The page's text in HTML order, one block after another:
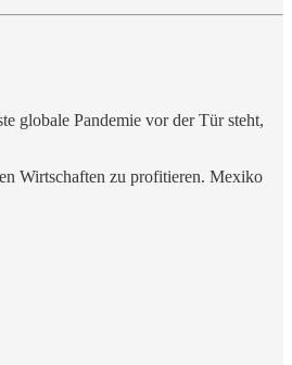
globale Pandemie vor der Tür steht,
Wirtschaften zu profitieren. Mexiko